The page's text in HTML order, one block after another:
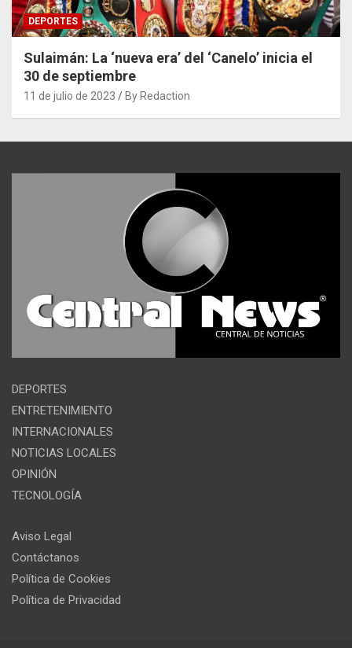
DEPORTES
Sulaimán: La ‘nueva era’ del ‘Canelo’ inicia el
30 de septiembre
11 de julio de 2023 By Redaction
DEPORTES
ENTRETENIMIENTO
INTERNACIONALES
NOTICIAS LOCALES
OPINIÓN
TECNOLOGÍA
Aviso Legal
Contáctanos
Política de Cookies
Política de Privacidad